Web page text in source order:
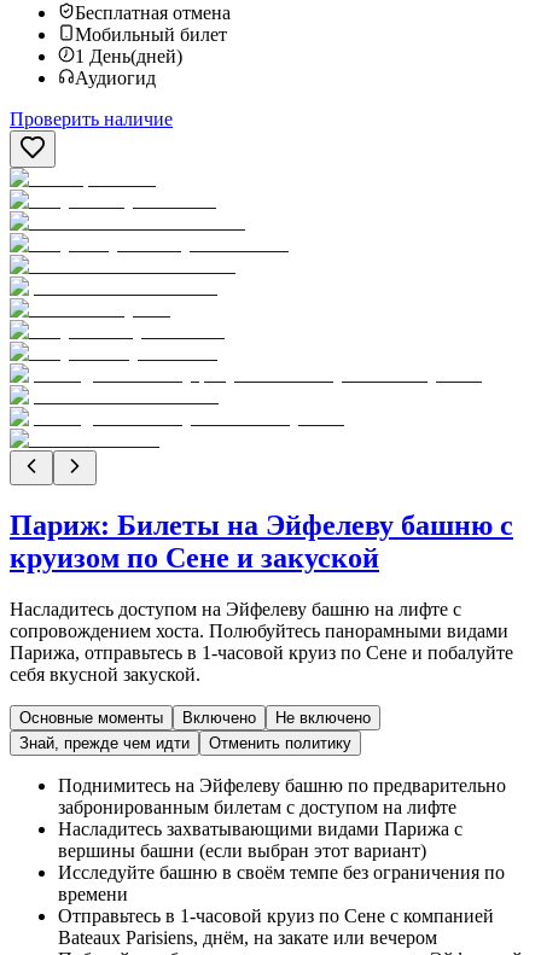
Бесплатная отмена
Мобильный билет
1 День(дней)
Аудиогид
Проверить наличие
Париж: Билеты на Эйфелеву башню с
круизом по Сене и закуской
Насладитесь доступом на Эйфелеву башню на лифте с
сопровождением хоста. Полюбуйтесь панорамными видами
Парижа, отправьтесь в 1-часовой круиз по Сене и побалуйте
себя вкусной закуской.
Основные моменты Включено
Не включено
Знай, прежде чем идти
Отменить политику
Поднимитесь на Эйфелеву башню по предварительно
забронированным билетам с доступом на лифте
Насладитесь захватывающими видами Парижа с
вершины башни (если выбран этот вариант)
Исследуйте башню в своём темпе без ограничения по
времени
Отправьтесь в 1-часовой круиз по Сене с компанией
Bateaux Parisiens, днём, на закате или вечером